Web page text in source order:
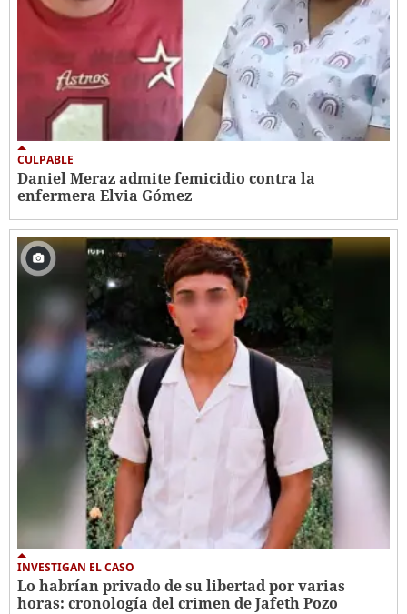
CULPABLE
Daniel Meraz admite femicidio contra la
enfermera Elvia Gómez
INVESTIGAN EL CASO
Lo habrían privado de su libertad por varias
horas: cronología del crimen de Jafeth Pozo